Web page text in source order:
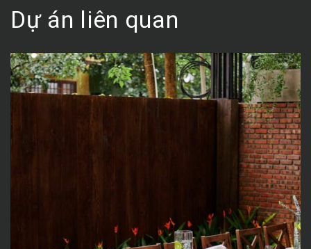
Dự án liên quan
Nhà Hàng Bếp Đỏ